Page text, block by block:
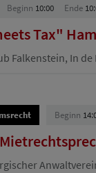
Beginn 10:00 Ende
Tax"
Falkenstein, In
Beginn